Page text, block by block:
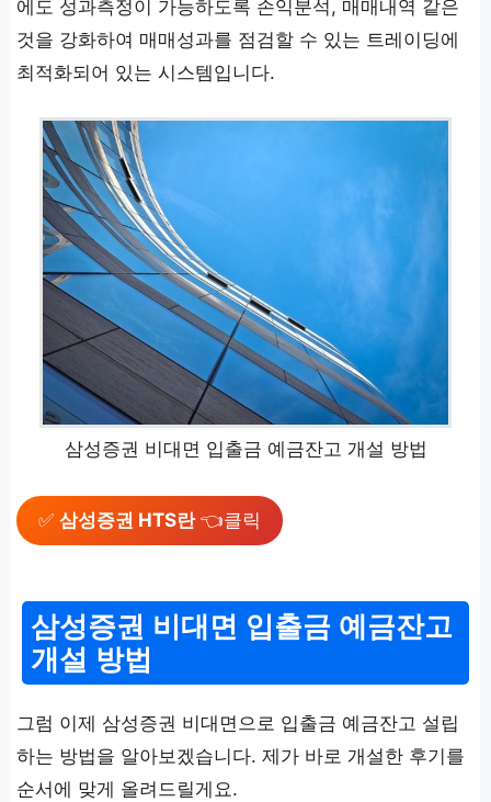
에도 성과측정이 가능하도록 손익분석, 매매내역 같은
것을 강화하여 매매성과를 점검할 수 있는 트레이딩에
최적화되어 있는 시스템입니다.
삼성증권 비대면 입출금 예금잔고 개설 방법
✅ 삼성증권 HTS란👈클릭
삼성증권 비대면 입출금 예금잔고
개설 방법
그럼 이제 삼성증권 비대면으로 입출금 예금잔고 설립
하는 방법을 알아보겠습니다. 제가 바로 개설한 후기를
순서에 맞게 올려드릴게요.